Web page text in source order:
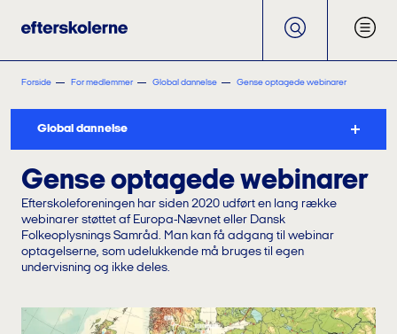
Forside For medlemmer Global dannelse Gense optagede webinarer
Global dannelse
Gense optagede webinarer
Efterskoleforeningen har siden 2020 udført en lang række
webinarer støttet af Europa-Nævnet eller Dansk
Folkeoplysnings Samråd. Man kan få adgang til webinar
optagelserne, som udelukkende må bruges til egen
undervisning og ikke deles.